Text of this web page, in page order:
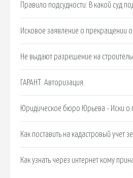
Правило подсудности: В какой суд
Исковое заявление о прекращении
Не выдают разрешение на
ГАРАНТ. Авторизация.
Юридическое бюро Юрьева - Иски о
Как поставить на кадастровый учет
Как узнать через интернет кому